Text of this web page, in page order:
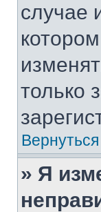
случае
только
» Я